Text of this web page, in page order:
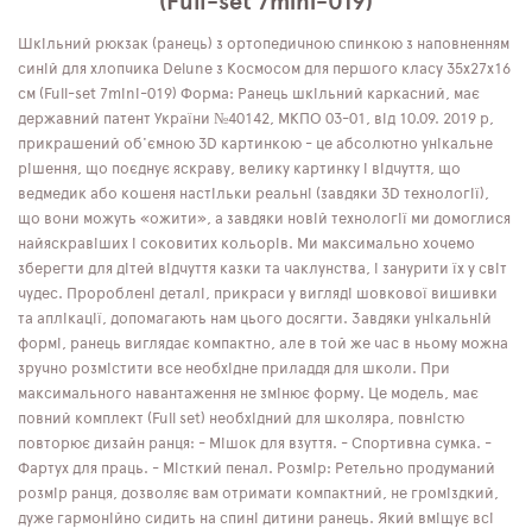
Шкільний рюкзак (ранець) з ортопедичною спинкою з наповненням
синій для хлопчика Delune з Космосом для першого класу 35х27х16
см (Full-set 7mini-019) Форма: Ранець шкільний каркасний, має
державний патент України №40142, МКПО 03-01, від 10.09. 2019 р,
прикрашений об'ємною 3D картинкою - це абсолютно унікальне
рішення, що поєднує яскраву, велику картинку і відчуття, що
ведмедик або кошеня настільки реальні (завдяки 3D технології),
що вони можуть «ожити», а завдяки новій технології ми домоглися
найяскравіших і соковитих кольорів. Ми максимально хочемо
зберегти для дітей відчуття казки та чаклунства, і занурити їх у світ
чудес. Пророблені деталі, прикраси у вигляді шовкової вишивки
та аплікації, допомагають нам цього досягти. Завдяки унікальній
формі, ранець виглядає компактно, але в той же час в ньому можна
зручно розмістити все необхідне приладдя для школи. При
максимального навантаження не змінює форму. Це модель, має
повний комплект (Full set) необхідний для школяра, повністю
повторює дизайн ранця: - Мішок для взуття. - Спортивна сумка. -
Фартух для праць. - Місткий пенал. Розмір: Ретельно продуманий
розмір ранця, дозволяє вам отримати компактний, не громіздкий,
дуже гармонійно сидить на спині дитини ранець. Який вміщує всі